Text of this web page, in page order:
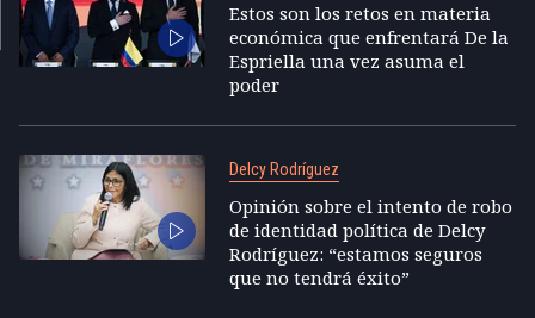
Estos son los retos en materia
económica que enfrentará De la
Espriella una vez asuma el
poder
Delcy Rodríguez
Opinión sobre el intento de robo
de identidad política de Delcy
Rodríguez: “estamos seguros
que no tendrá éxito”